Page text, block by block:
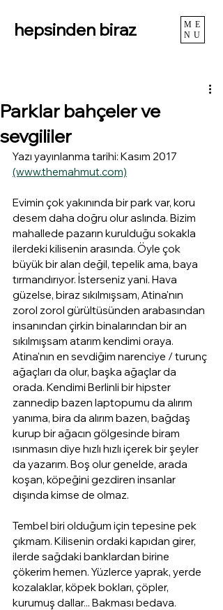
hepsinden biraz
ME
NU
Parklar bahçeler ve
sevgililer
Yazı yayınlanma tarihi: Kasım 2017
(www.themahmut.com)
Evimin çok yakınında bir park var, koru
desem daha doğru olur aslında. Bizim
mahallede pazarın kurulduğu sokakla
ilerdeki kilisenin arasında. Öyle çok
büyük bir alan değil, tepelik ama, baya
tırmandırıyor. İsterseniz yani. Hava
güzelse, biraz sıkılmışsam, Atina'nın
zorol zorol gürültüsünden arabasından
insanından çirkin binalarından bir an
sıkılmışsam atarım kendimi oraya.
Atina'nın en sevdiğim narenciye / turunç
ağaçları da olur, başka ağaçlar da
orada. Kendimi Berlinli bir hipster
zannedip bazen laptopumu da alırım
yanıma, bira da alırım bazen, bağdaş
kurup bir ağacın gölgesinde biram
ısınmasın diye hızlı hızlı içerek bir şeyler
da yazarım. Boş olur genelde, arada
koşan, köpeğini gezdiren insanlar
dışında kimse de olmaz.
Tembel biri olduğum için tepesine pek
çıkmam. Kilisenin ordaki kapıdan girer,
ilerde sağdaki banklardan birine
çökerim hemen. Yüzlerce yaprak, yerde
kozalaklar, köpek bokları, çöpler,
kurumuş dallar... Bakması bedava.